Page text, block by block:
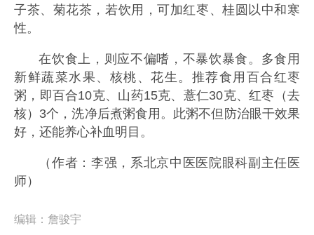
子茶、菊花茶，若饮用，可加红枣、桂圆以中和寒
性。
在饮食上，则应不偏嗜，不暴饮暴食。多食用
新鲜蔬菜水果、核桃、花生。推荐食用百合红枣
粥，即百合10克、山药15克、薏仁30克、红枣（去
核）3个，洗净后煮粥食用。此粥不但防治眼干效果
好，还能养心补血明目。
（作者：李强，系北京中医医院眼科副主任医
师）
编辑： 詹骏宇